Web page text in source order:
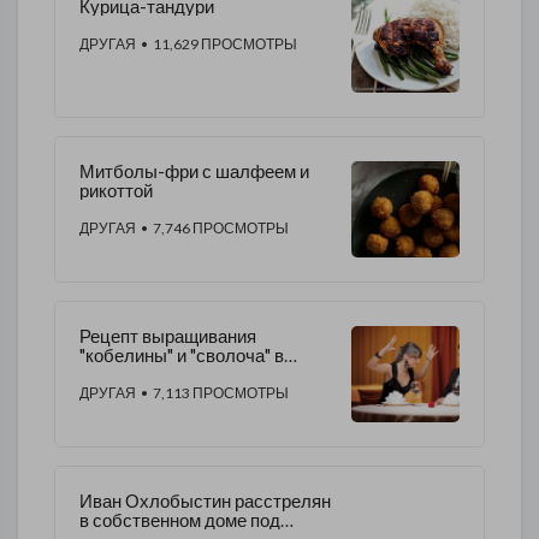
Курица-тандури
ДРУГАЯ • 11,629 ПРОСМОТРЫ
Митболы-фри с шалфеем и
рикоттой
ДРУГАЯ • 7,746 ПРОСМОТРЫ
Рецепт выращивания
"кобелины" и "сволоча" в
ДРУГАЯ • 7,113 ПРОСМОТРЫ
Иван Охлобыстин расстрелян
в собственном доме под